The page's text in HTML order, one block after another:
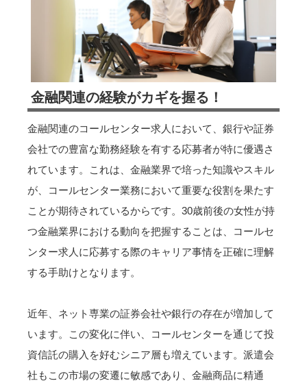
金融関連の経験がカギを握る！
金融関連のコールセンター求人において、銀行や証券
会社での豊富な勤務経験を有する応募者が特に優遇さ
れています。これは、金融業界で培った知識やスキル
が、コールセンター業務において重要な役割を果たす
ことが期待されているからです。30歳前後の女性が持
つ金融業界における動向を把握することは、コールセ
ンター求人に応募する際のキャリア事情を正確に理解
する手助けとなります。
近年、ネット専業の証券会社や銀行の存在が増加して
います。この変化に伴い、コールセンターを通じて投
資信託の購入を好むシニア層も増えています。派遣会
社もこの市場の変遷に敏感であり、金融商品に精通